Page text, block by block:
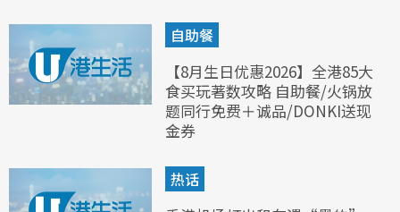
自助餐
【8月生日优惠2026】全港85大
食买玩著数攻略 自助餐/火锅放
题同行免费＋诚品/DONKI送现
金券
热话